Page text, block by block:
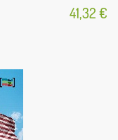
41,32 €